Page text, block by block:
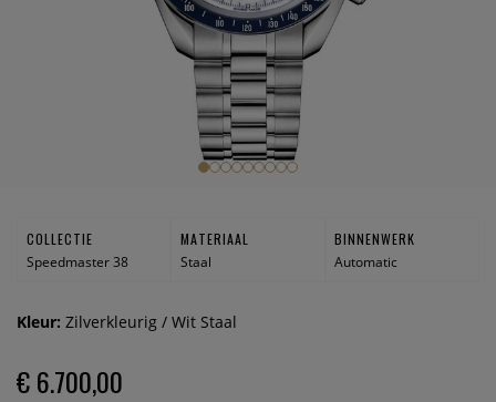
COLLECTIE
Speedmaster 38
MATERIAAL
Staal
BINNENWERK
Automatic
Kleur: Zilverkleurig / Wit Staal
€ 6.700,00